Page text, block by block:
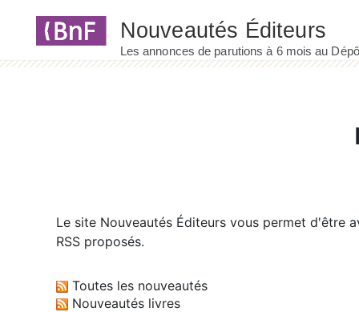
Le site Nouveautés Éditeurs vous permet d'être
RSS proposés.
Toutes les nouveautés
Nouveautés livres